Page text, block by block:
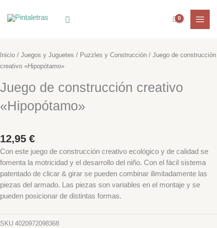
Buscar
Inicio / Juegos y Juguetes / Puzzles y Construcción / Juego de construcción
creativo «Hipopótamo»
Juego de construcción creativo
«Hipopótamo»
12,95 €
Con este juego de construcción creativo ecológico y de calidad se
fomenta la motricidad y el desarrollo del niño. Con el fácil sistema
patentado de clicar & girar se pueden combinar ilimitadamente las
piezas del armado. Las piezas son variables en el montaje y se
pueden posicionar de distintas formas.
SKU 4020972098368